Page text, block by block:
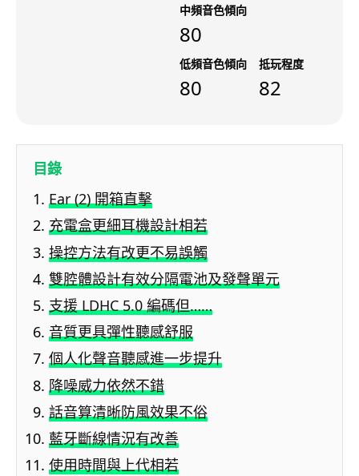
中頻音色傾向
80
低頻音色傾向
80
抵玩程度
82
目錄
Ear (2) 開箱直擊
充電盒更細耳機設計相若
操控方法有改更不易誤觸
雙腔體設計有效分隔電池及發聲單元
支援 LDHC 5.0 編碼但……
音質更具彈性聽感舒服
個人化聲音聽感進一步提升
降噪威力依然不錯
話音算清晰防風效果不俗
藍牙斷線情況有改善
使用時間與上代相若